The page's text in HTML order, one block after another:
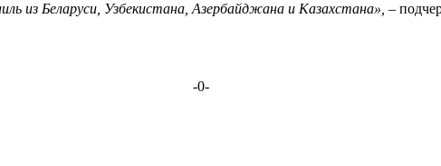
из Беларуси, Узбекистана, Азербайджана и Казахстана», –
-0-